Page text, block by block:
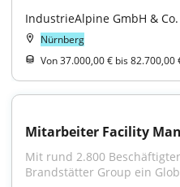
IndustrieAlpine GmbH & Co.
Nürnberg
Von 37.000,00 € bis 82.700,00
Mitarbeiter Facility
Mit rund 2.800
Brandstätter Group ein